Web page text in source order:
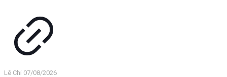
Lê Chi 07/08/2026